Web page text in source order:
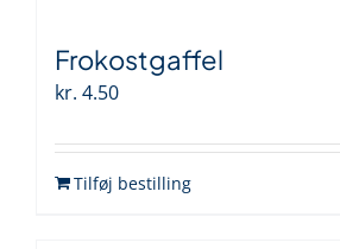
Frokostgaffel
kr. 4.50
Tilføj bestilling